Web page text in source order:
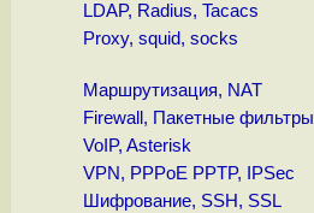
LDAP, Radius, Tacacs
Proxy, squid, socks
Маршрутизация, NAT
Firewall, Пакетные фильтры
VoIP, Asterisk
VPN, PPPoE PPTP, IPSec
Шифрование, SSH, SSL